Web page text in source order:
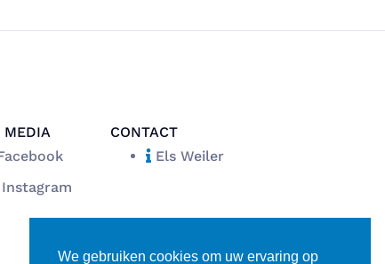
MEDIA
Instagram
CONTACT
Els Weiler
We gebruiken cookies om uw ervaring op